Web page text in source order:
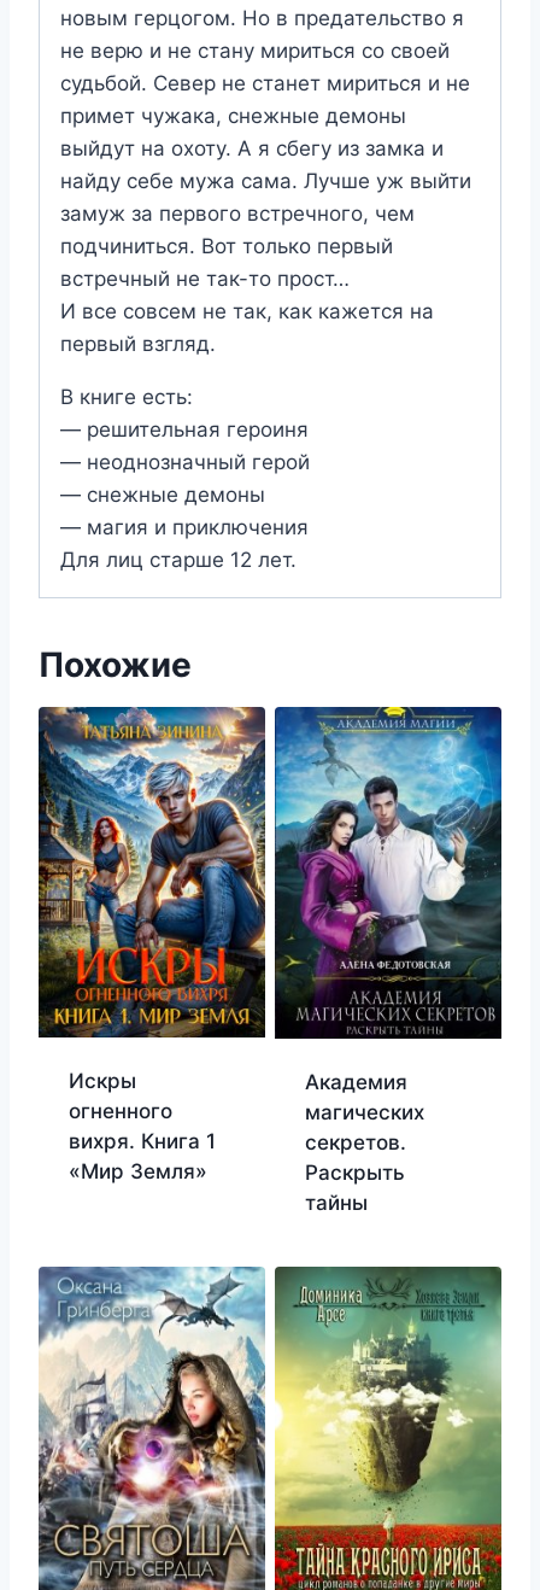
новым герцогом. Но в предательство я
не верю и не стану мириться со своей
судьбой. Север не станет мириться и не
примет чужака, снежные демоны
выйдут на охоту. А я сбегу из замка и
найду себе мужа сама. Лучше уж выйти
замуж за первого встречного, чем
подчиниться. Вот только первый
встречный не так-то прост…
И все совсем не так, как кажется на
первый взгляд.
В книге есть:
— решительная героиня
— неоднозначный герой
— снежные демоны
— магия и приключения
Для лиц старше 12 лет.
Похожие
Искры
огненного
вихря. Книга 1
«Мир Земля»
Академия
магических
секретов.
Раскрыть
тайны